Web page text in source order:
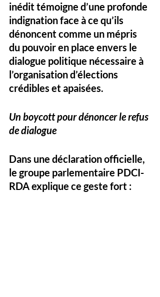
inédit témoigne d’une profonde
indignation face à ce qu’ils
dénoncent comme un mépris
du pouvoir en place envers le
dialogue politique nécessaire à
l’organisation d’élections
crédibles et apaisées.
Un boycott pour dénoncer le refus
de dialogue
Dans une déclaration officielle,
le groupe parlementaire PDCI-
RDA explique ce geste fort :